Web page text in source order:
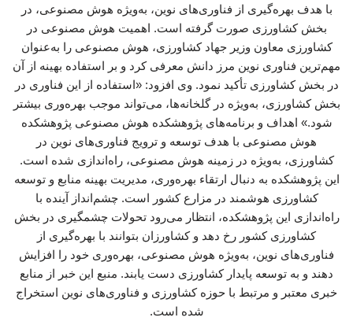
با هدف بهره‌گیری از فناوری‌های نوین، به‌ویژه هوش مصنوعی، در
بخش کشاورزی صورت گرفته است. اهمیت هوش مصنوعی در
کشاورزی معاون وزیر جهاد کشاورزی، هوش مصنوعی را به‌عنوان
مهم‌ترین فناوری نوین مرز دانش معرفی کرد و بر استفاده بهینه از آن
در بخش کشاورزی تأکید نمود. وی افزود: «استفاده از این فناوری در
بخش کشاورزی، به‌ویژه در گلخانه‌ها، می‌تواند موجب بهره‌وری بیشتر
شود.» اهداف و برنامه‌های پژوهشکده هوش مصنوعی پژوهشکده
هوش مصنوعی با هدف توسعه و ترویج فناوری‌های نوین در
کشاورزی، به‌ویژه در زمینه هوش مصنوعی، راه‌اندازی شده است.
این پژوهشکده به دنبال ارتقاء بهره‌وری، مدیریت بهینه منابع و توسعه
کشاورزی هوشمند در مزارع کشور است. چشم‌انداز آینده با
راه‌اندازی این پژوهشکده، انتظار می‌رود تحولات چشمگیری در بخش
کشاورزی کشور رخ دهد و کشاورزان بتوانند با بهره‌گیری از
فناوری‌های نوین، به‌ویژه هوش مصنوعی، بهره‌وری خود را افزایش
دهند و به توسعه پایدار کشاورزی دست یابند. منبع این خبر از منابع
خبری معتبر و مرتبط با حوزه کشاورزی و فناوری‌های نوین استخراج
شده است.